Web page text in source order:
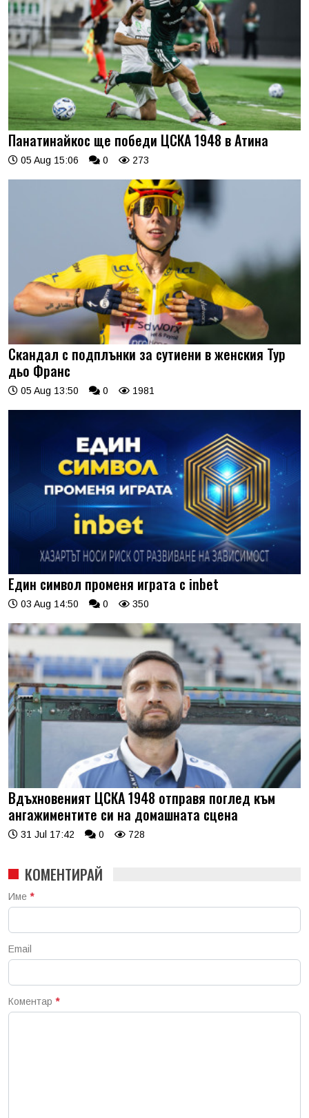
Панатинайкос ще победи ЦСКА 1948 в Атина
05 Aug 15:06 0 273
Скандал с подплънки за сутиени в женския Тур
дьо Франс
05 Aug 13:50 0 1981
Един символ променя играта с inbet
03 Aug 14:50 0 350
Вдъхновеният ЦСКА 1948 отправя поглед към
ангажиментите си на домашната сцена
31 Jul 17:42 0 728
КОМЕНТИРАЙ
Име *
Email
Коментар *